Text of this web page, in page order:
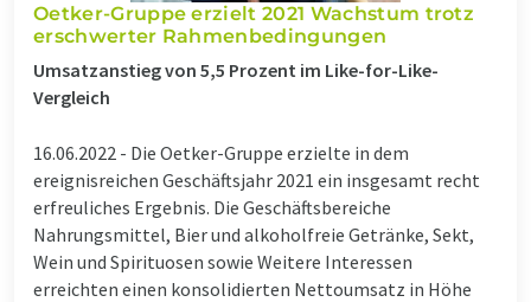
Oetker-Gruppe erzielt 2021 Wachstum trotz
erschwerter Rahmenbedingungen
Umsatzanstieg von 5,5 Prozent im Like-for-Like-
Vergleich
16.06.2022 - Die Oetker-Gruppe erzielte in dem
ereignisreichen Geschäftsjahr 2021 ein insgesamt recht
erfreuliches Ergebnis. Die Geschäftsbereiche
Nahrungsmittel, Bier und alkoholfreie Getränke, Sekt,
Wein und Spirituosen sowie Weitere Interessen
erreichten einen konsolidierten Nettoumsatz in Höhe